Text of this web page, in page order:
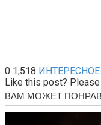
0 1,518 ИНТЕРЕСНОЕ
Like this post?